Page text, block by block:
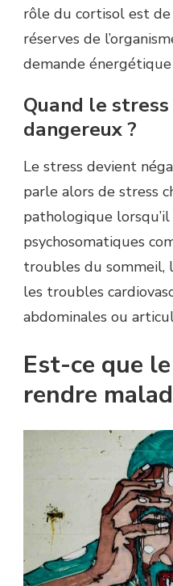
rôle du cortisol est
réserves de
demande énergétique
Quand le
dangereux ?
Le stress devient
parle alors de stress
pathologique
psychosomatiques
troubles du sommeil,
les troubles
abdominales ou
Est-ce que
rendre